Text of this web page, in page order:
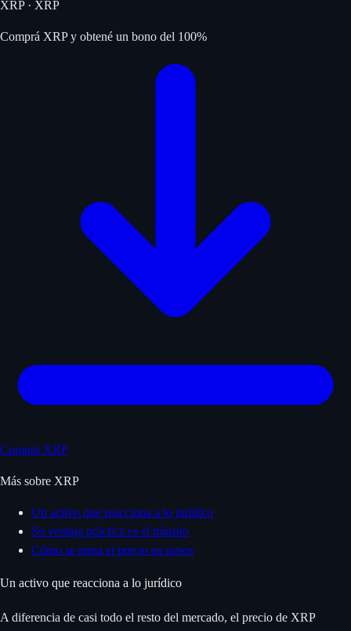
XRP· XRP
Comprá XRP y obtené un bono del 100%
Comprá XRP
Más sobre XRP
Un activo que reacciona a lo jurídico
Su ventaja práctica es el tránsito
Cómo se arma el precio en pesos
Un activo que reacciona a lo jurídico
A diferencia de casi todo el resto del mercado, el precio de XRP